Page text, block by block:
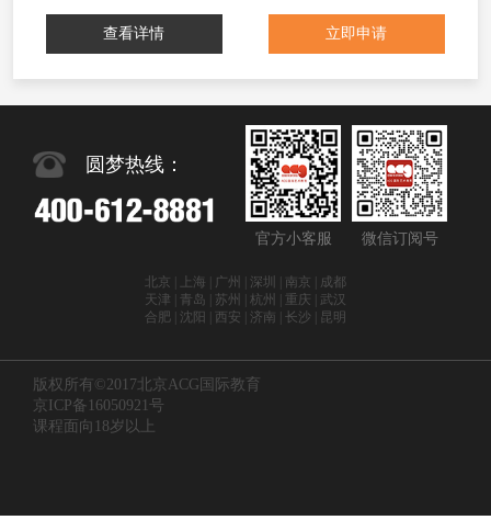
查看详情 立即申请
圆梦热线：
官方小客服 微信订阅号
北京 | 上海 | 广州 | 深圳 | 南京 | 成都
天津 | 青岛 | 苏州 | 杭州 | 重庆 | 武汉
合肥 | 沈阳 | 西安 | 济南 | 长沙 | 昆明
版权所有©2017北京ACG国际教育
京ICP备16050921号
课程面向18岁以上